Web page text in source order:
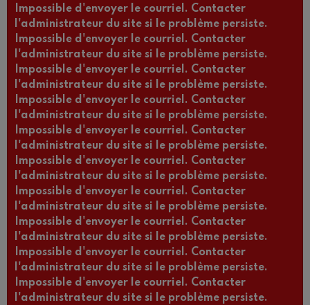
Impossible d'envoyer le courriel. Contacter
l'administrateur du site si le problème persiste.
Impossible d'envoyer le courriel. Contacter
l'administrateur du site si le problème persiste.
Impossible d'envoyer le courriel. Contacter
l'administrateur du site si le problème persiste.
Impossible d'envoyer le courriel. Contacter
l'administrateur du site si le problème persiste.
Impossible d'envoyer le courriel. Contacter
l'administrateur du site si le problème persiste.
Impossible d'envoyer le courriel. Contacter
l'administrateur du site si le problème persiste.
Impossible d'envoyer le courriel. Contacter
l'administrateur du site si le problème persiste.
Impossible d'envoyer le courriel. Contacter
l'administrateur du site si le problème persiste.
Impossible d'envoyer le courriel. Contacter
l'administrateur du site si le problème persiste.
Impossible d'envoyer le courriel. Contacter
l'administrateur du site si le problème persiste.